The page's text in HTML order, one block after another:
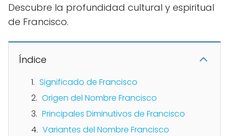
Descubre la profundidad cultural y espiritual
de Francisco.
Índice
Significado de Francisco
Origen del Nombre Francisco
Principales Diminutivos de Francisco
Variantes del Nombre Francisco